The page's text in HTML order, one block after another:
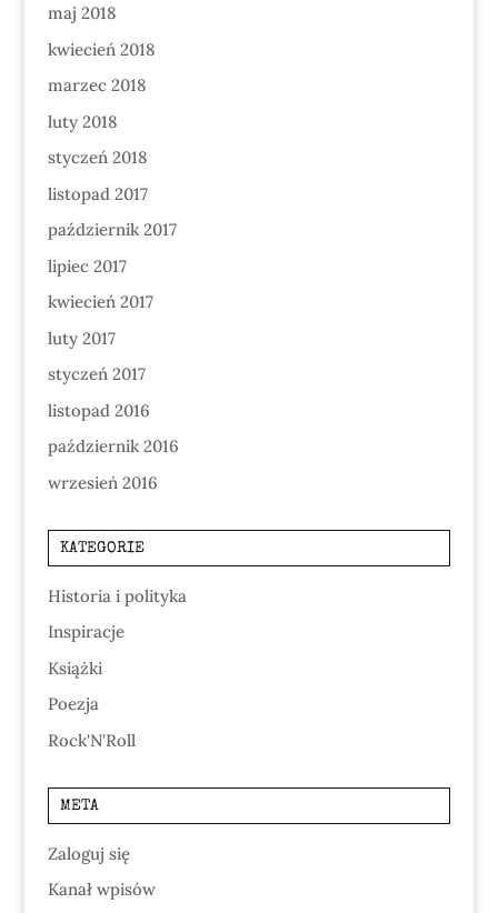
maj 2018
kwiecień 2018
marzec 2018
luty 2018
styczeń 2018
listopad 2017
październik 2017
lipiec 2017
kwiecień 2017
luty 2017
styczeń 2017
listopad 2016
październik 2016
wrzesień 2016
KATEGORIE
Historia i polityka
Inspiracje
Książki
Poezja
Rock'N'Roll
META
Zaloguj się
Kanał wpisów